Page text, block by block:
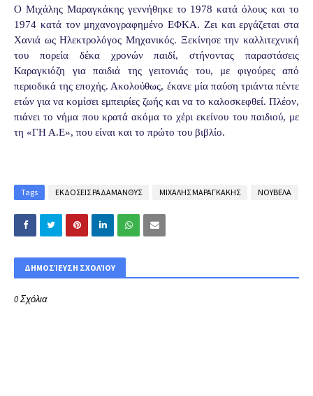
Ο Μιχάλης Μαραγκάκης γεννήθηκε το 1978 κατά όλους και το
1974 κατά τον μηχανογραφημένο ΕΦΚΑ. Ζει και εργάζεται στα
Χανιά ως Ηλεκτρολόγος Μηχανικός. Ξεκίνησε την καλλιτεχνική
του πορεία δέκα χρονών παιδί, στήνοντας παραστάσεις
Καραγκιόζη για παιδιά της γειτονιάς του, με φιγούρες από
περιοδικά της εποχής. Ακολούθως, έκανε μία παύση τριάντα πέντε
ετών για να κομίσει εμπειρίες ζωής και να το καλοσκεφθεί. Πλέον,
πιάνει το νήμα που κρατά ακόμα το χέρι εκείνου του παιδιού, με
τη «ΓΗ Α.Ε», που είναι και το πρώτο του βιβλίο.
Tags ΕΚΔΟΣΕΙΣ ΡΑΔΑΜΑΝΘΥΣ ΜΙΧΑΛΗΣ ΜΑΡΑΓΚΑΚΗΣ ΝΟΥΒΕΛΑ
ΔΗΜΟΣΊΕΥΣΗ ΣΧΟΛΊΟΥ
0 Σχόλια